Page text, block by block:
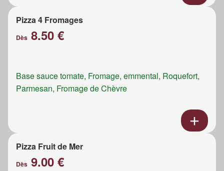
Pizza 4 Fromages
Dès 8.50 €
Base sauce tomate, Fromage, emmental, Roquefort,
Parmesan, Fromage de Chèvre
Pizza Fruit de Mer
Dès 9.00 €